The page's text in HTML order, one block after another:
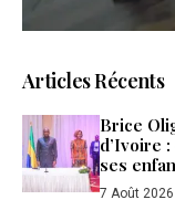
Articles Récents
Brice
d’Ivoire
ses
7 Août 2026